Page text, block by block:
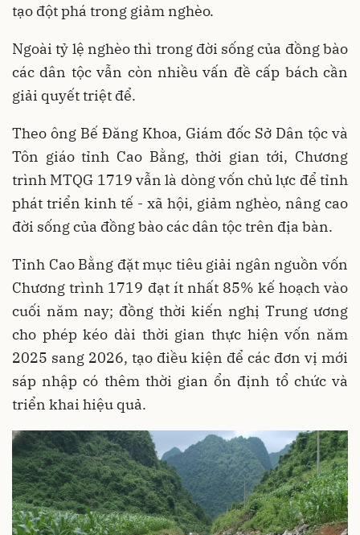
tạo đột phá trong giảm nghèo.
Ngoài tỷ lệ nghèo thì trong đời sống của đồng bào
các dân tộc vẫn còn nhiều vấn đề cấp bách cần
giải quyết triệt để.
Theo ông Bế Đăng Khoa, Giám đốc Sở Dân tộc và
Tôn giáo tỉnh Cao Bằng, thời gian tới, Chương
trình MTQG 1719 vẫn là dòng vốn chủ lực để tỉnh
phát triển kinh tế - xã hội, giảm nghèo, nâng cao
đời sống của đồng bào các dân tộc trên địa bàn.
Tỉnh Cao Bằng đặt mục tiêu giải ngân nguồn vốn
Chương trình 1719 đạt ít nhất 85% kế hoạch vào
cuối năm nay; đồng thời kiến nghị Trung ương
cho phép kéo dài thời gian thực hiện vốn năm
2025 sang 2026, tạo điều kiện để các đơn vị mới
sáp nhập có thêm thời gian ổn định tổ chức và
triển khai hiệu quả.